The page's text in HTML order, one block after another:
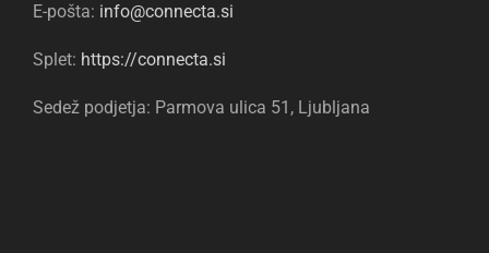
E-pošta: info@connecta.si
Splet: https://connecta.si
Sedež podjetja: Parmova ulica 51, Ljubljana